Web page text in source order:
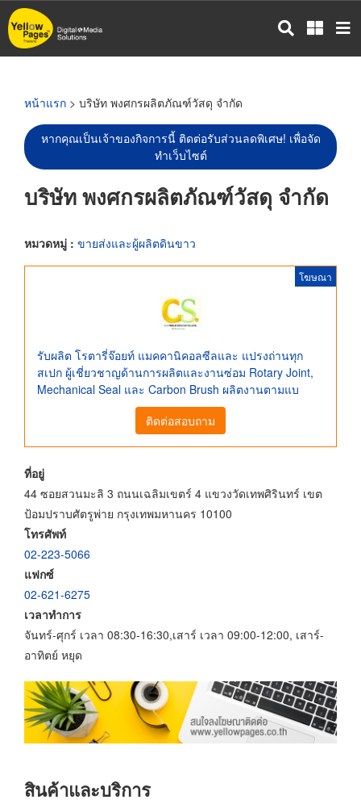
ข้าม
ไป
หน้าแรก > บริษัท พงศกรผลิตภัณฑ์วัสดุ จำกัด
หากคุณเป็นเจ้าของกิจการนี้ ติดต่อรับส่วนลดพิเศษ! เพื่อจัด
ทำเว็บไซต์
บริษัท พงศกรผลิตภัณฑ์วัสดุ จำกัด
หมวดหมู่ : ขายส่งและผู้ผลิตดินขาว
โฆษณา
รับผลิต โรตารี่จ๊อยท์ แมคคานิคอลซีลและ แปรงถ่านทุก
สเปก ผู้เชี่ยวชาญด้านการผลิตและงานซ่อม Rotary Joint,
Mechanical Seal และ Carbon Brush ผลิตงานตามแบ
ติดต่อสอบถาม
ที่อยู่
44 ซอยสวนมะลิ 3 ถนนเฉลิมเขตร์ 4 แขวงวัดเทพศิรินทร์ เขต
ป้อมปราบศัตรูพ่าย กรุงเทพมหานคร 10100
โทรศัพท์
02-223-5066
แฟกซ์
02-621-6275
เวลาทำการ
จันทร์-ศุกร์ เวลา 08:30-16:30,เสาร์ เวลา 09:00-12:00, เสาร์-
อาทิตย์ หยุด
สินค้าและบริการ